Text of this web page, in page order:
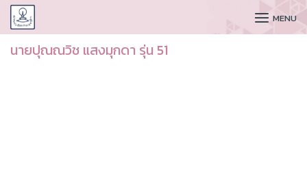
CUDAA MENU
นายปุณณวิช แสงมุกดา รุ่น 51